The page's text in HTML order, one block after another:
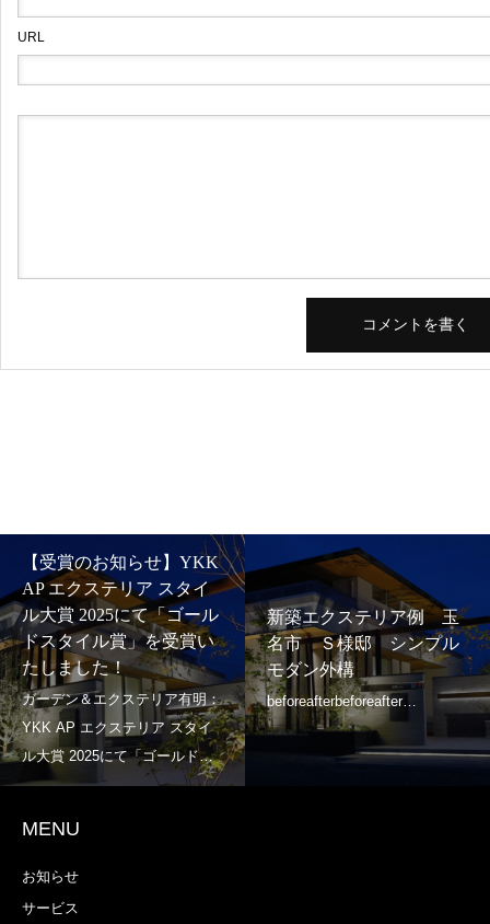
URL
玉
ル
新築エクステリア例 玉
名郡 U様邸 シンプル
モダン外構
新築エクステリア
本県玉名市 U様
モダン外構
MENU
お知らせ
サービス